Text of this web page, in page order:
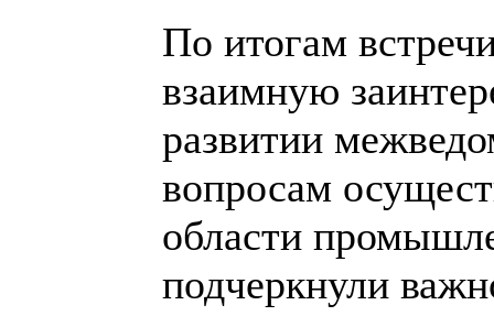
По итогам
взаимную
развитии
вопросам
области
подчеркнули